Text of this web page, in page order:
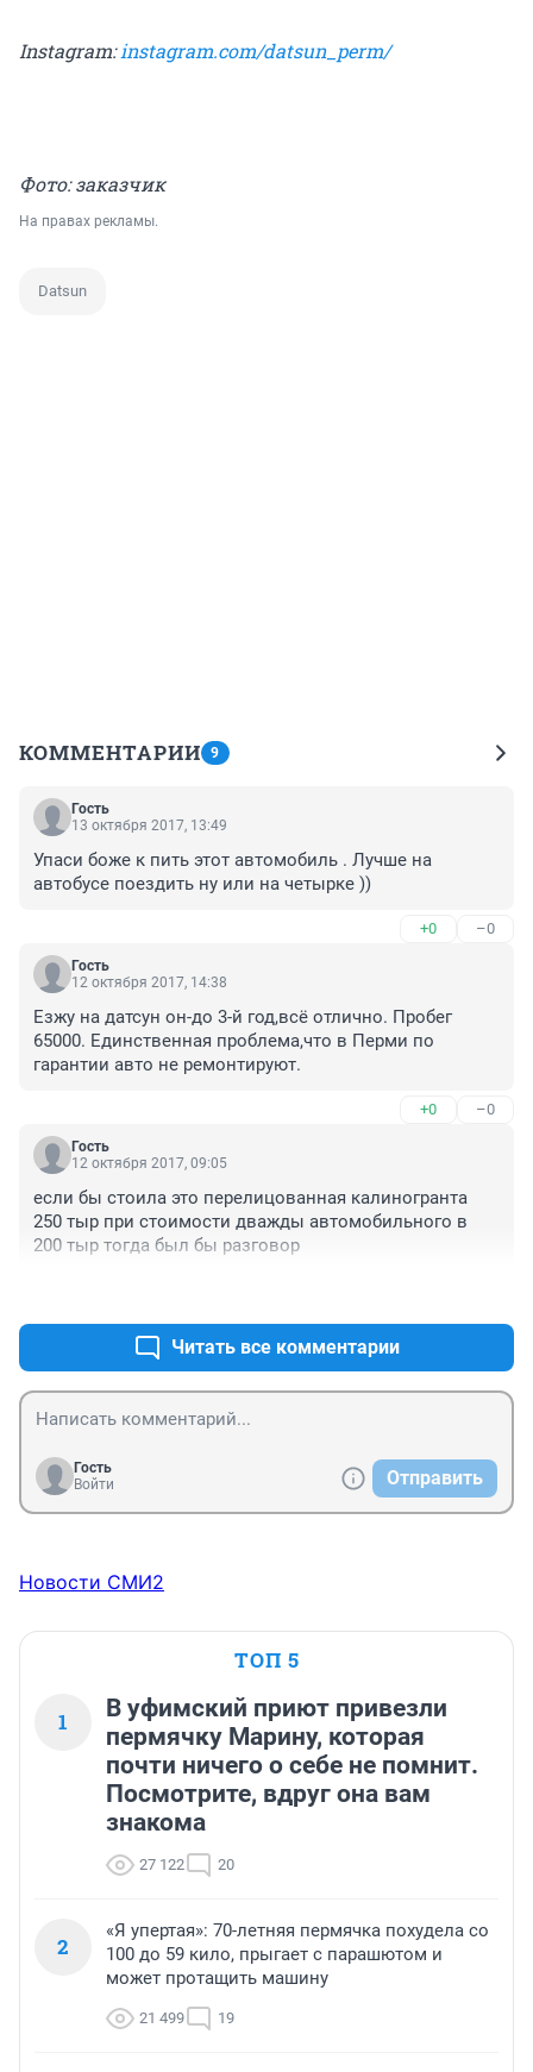
Instagram:instagram.com/datsun_perm/
Фото: заказчик
На правах рекламы.
Datsun
КОММЕНТАРИИ 9
Гость
13 октября 2017, 13:49
Упаси боже к пить этот автомобиль . Лучше на
автобусе поездить ну или на четырке ))
+0 –0
Гость
12 октября 2017, 14:38
Езжу на датсун он-до 3-й год,всё отлично. Пробег
65000. Единственная проблема,что в Перми по
гарантии авто не ремонтируют.
+0 –0
Гость
12 октября 2017, 09:05
если бы стоила это перелицованная калиногранта
250 тыр при стоимости дважды автомобильного в
200 тыр тогда был бы разговор
Читать все комментарии
Гость
Войти
Отправить
Новости СМИ2
ТОП 5
1
В уфимский приют привезли
пермячку Марину, которая
почти ничего о себе не помнит.
Посмотрите, вдруг она вам
знакома
27 122 20
2
«Я упертая»: 70-летняя пермячка похудела со
100 до 59 кило, прыгает с парашютом и
может протащить машину
21 499 19